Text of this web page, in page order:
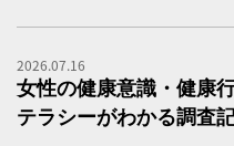
2026.07.16
女性の健康意識・健康
テラシーがわかる調査